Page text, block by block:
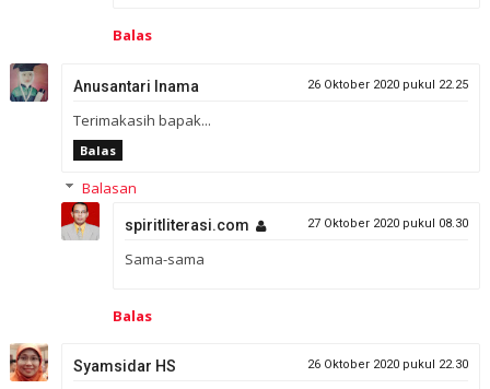
Balas
Anusantari Inama 26 Oktober 2020 pukul 22.25
Terimakasih bapak...
Balas
Balasan
spiritliterasi.com 27 Oktober 2020 pukul 08.30
Sama-sama
Balas
Syamsidar HS 26 Oktober 2020 pukul 22.30